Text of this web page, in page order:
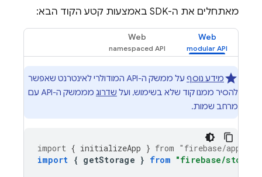
מאתחלים את ה-SDK באמצעות קטע הקוד הבא:
Web
Web
מידע נוסף
על ממשק ה-API המודולרי לאינטרנט שאפשר
להסיר ממנו קוד שלא בשימוש, ועל שדרוג
מממשק ה-API עם
מרחב שמות.
import { initializeApp } from "firebase/app"
import { getStorage } from "firebase/